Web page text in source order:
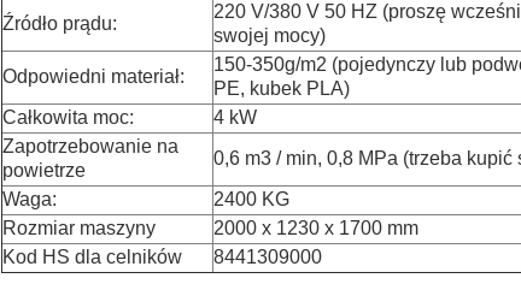
Źródło prądu:
220 V/380 V 50 HZ (proszę
swojej mocy)
Odpowiedni materiał:
150-350g/m2 (pojedynczy lub
PE, kubek PLA)
Całkowita moc:
4 kW
Zapotrzebowanie na
powietrze
0,6 m3 / min, 0,8 MPa (trzeba
Waga:
2400 KG
Rozmiar maszyny
2000 x 1230 x 1700 mm
Kod HS dla celników
8441309000